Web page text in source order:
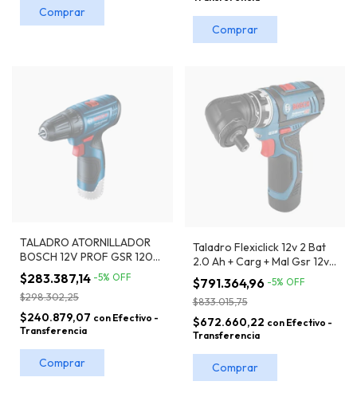
TALADRO ATORNILLADOR
BOSCH 12V PROF GSR 120-
LI
$283.387,14 -5% OFF
$298.302,25
$240.879,07 con Efectivo -
Transferencia
Taladro Flexiclick 12v 2 Bat
2.0 Ah + Carg + Mal Gsr 12v
15 FC Bosch 4 En 1
$791.364,96 -5% OFF
$833.015,75
$672.660,22 con Efectivo -
Transferencia